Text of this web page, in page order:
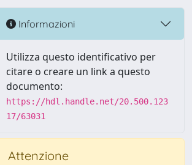
Informazioni
Utilizza questo identificativo per
citare o creare un link a questo
documento:
https://hdl.handle.net/20.500.123
17/63031
Attenzione